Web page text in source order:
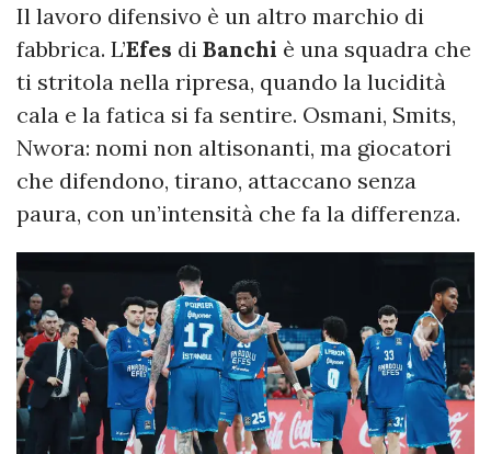
Il lavoro difensivo è un altro marchio di
fabbrica. L’Efes di Banchi è una squadra che
ti stritola nella ripresa, quando la lucidità
cala e la fatica si fa sentire. Osmani, Smits,
Nwora: nomi non altisonanti, ma giocatori
che difendono, tirano, attaccano senza
paura, con un’intensità che fa la differenza.